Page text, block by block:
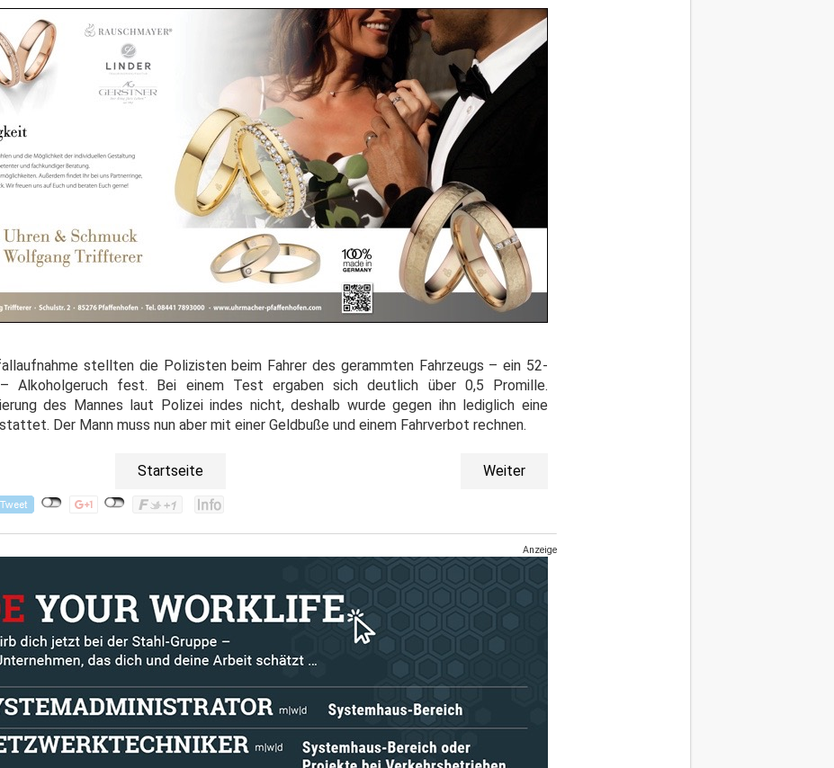
stellten die Polizisten beim Fahrer des gerammten Fahrzeugs – ein 52-
– Alkoholgeruch fest. Bei einem Test ergaben sich deutlich über 0,5 Promille.
des Mannes laut Polizei indes nicht, deshalb wurde gegen ihn lediglich eine
Der Mann muss nun aber mit einer Geldbuße und einem Fahrverbot rechnen.
Startseite Weiter
Anzeige